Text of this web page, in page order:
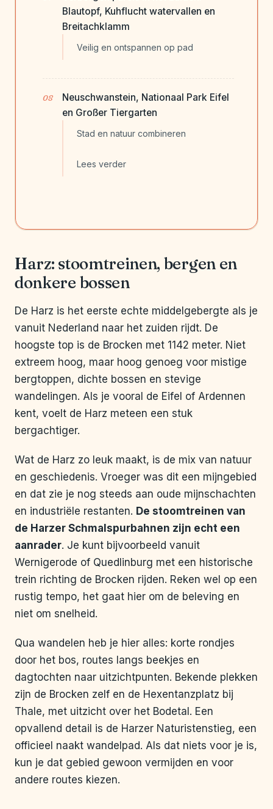
Blautopf, Kuhflucht watervallen en
Breitachklamm
Veilig en ontspannen op pad
Neuschwanstein, Nationaal Park Eifel
en Großer Tiergarten
Stad en natuur combineren
Lees verder
Harz: stoomtreinen, bergen en
donkere bossen
De Harz is het eerste echte middelgebergte als je
vanuit Nederland naar het zuiden rijdt. De
hoogste top is de Brocken met 1142 meter. Niet
extreem hoog, maar hoog genoeg voor mistige
bergtoppen, dichte bossen en stevige
wandelingen. Als je vooral de Eifel of Ardennen
kent, voelt de Harz meteen een stuk
bergachtiger.
Wat de Harz zo leuk maakt, is de mix van natuur
en geschiedenis. Vroeger was dit een mijngebied
en dat zie je nog steeds aan oude mijnschachten
en industriële restanten. De stoomtreinen van
de Harzer Schmalspurbahnen zijn echt een
aanrader. Je kunt bijvoorbeeld vanuit
Wernigerode of Quedlinburg met een historische
trein richting de Brocken rijden. Reken wel op een
rustig tempo, het gaat hier om de beleving en
niet om snelheid.
Qua wandelen heb je hier alles: korte rondjes
door het bos, routes langs beekjes en
dagtochten naar uitzichtpunten. Bekende plekken
zijn de Brocken zelf en de Hexentanzplatz bij
Thale, met uitzicht over het Bodetal. Een
opvallend detail is de Harzer Naturistenstieg, een
officieel naakt wandelpad. Als dat niets voor je is,
kun je dat gebied gewoon vermijden en voor
andere routes kiezen.